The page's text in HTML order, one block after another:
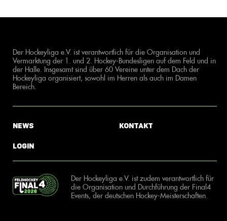
Der Hockeyliga e.V. ist verantwortlich für die Organisation und
Vermarktung der 1. und 2. Hockey-Bundesligen auf dem Feld und in
der Halle. Insgesamt sind über 60 Vereine unter dem Dach der
Hockeyliga organisiert, sowohl im Herren als auch im Damen
Bereich.
News
Login
Kontakt
Der Hockeyliga e.V. ist zudem verantwortlich für
die Organisation und Durchführung der Final4
Events, der deutschen Hockey-Meisterschaften.